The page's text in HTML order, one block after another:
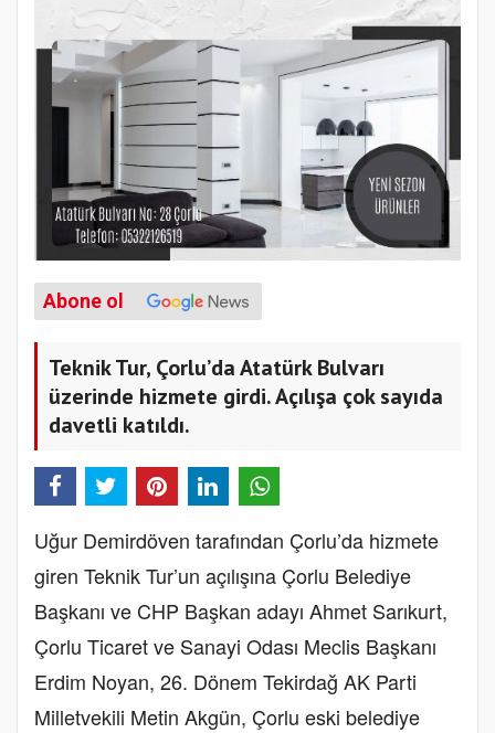
Abone ol
Teknik Tur, Çorlu’da Atatürk Bulvarı
üzerinde hizmete girdi. Açılışa çok sayıda
davetli katıldı.
Uğur Demirdöven tarafından Çorlu’da hizmete
giren Teknik Tur’un açılışına Çorlu Belediye
Başkanı ve CHP Başkan adayı Ahmet Sarıkurt,
Çorlu Ticaret ve Sanayi Odası Meclis Başkanı
Erdim Noyan, 26. Dönem Tekirdağ AK Parti
Milletvekili Metin Akgün, Çorlu eski belediye